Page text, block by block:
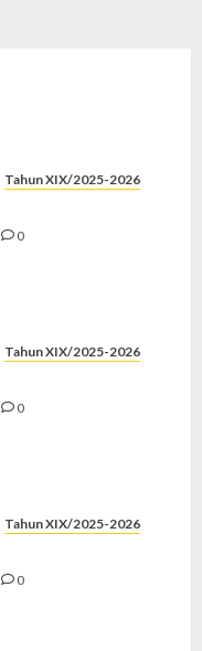
Tahun XIX/2025-2026
0
Tahun XIX/2025-2026
0
Tahun XIX/2025-2026
0